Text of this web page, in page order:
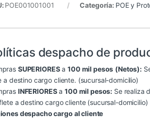
POE001001001 Categoría: POE y
despacho de
SUPERIORESa100 mil pesos (Netos):
a destino cargo cliente. (sucursal-domicilio)
INFERIORESa100 mil pesos: Se realiza
a destino cargo cliente (sucursal-domicilio)
despacho cargo al cliente